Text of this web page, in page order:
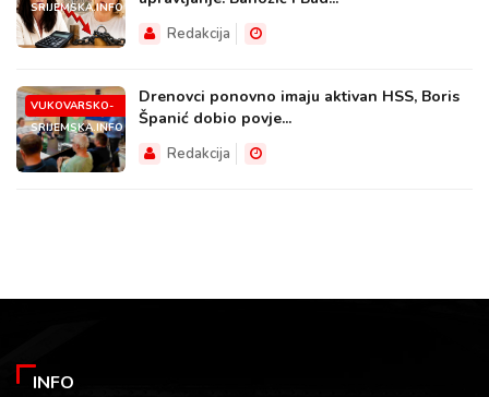
SRIJEMSKA.INFO
Redakcija
VUKOVARSKO-
SRIJEMSKA.INFO
Drenovci ponovno imaju aktivan HSS, Boris
Španić dobio povje...
Redakcija
INFO